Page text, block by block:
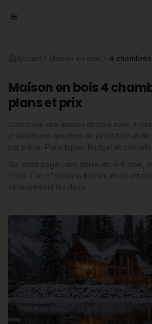
Accueil Maison en bois 4
Maison en bois 4
plans et prix
Concevoir une maison en bois avec 4
d'abord une question de circulation et de
par pièce. Plans types, budget et conseils
Sur cette page : des délais de 4-8 mois,
2 500 € le m² selon la finition, et les
sérieusement les devis.